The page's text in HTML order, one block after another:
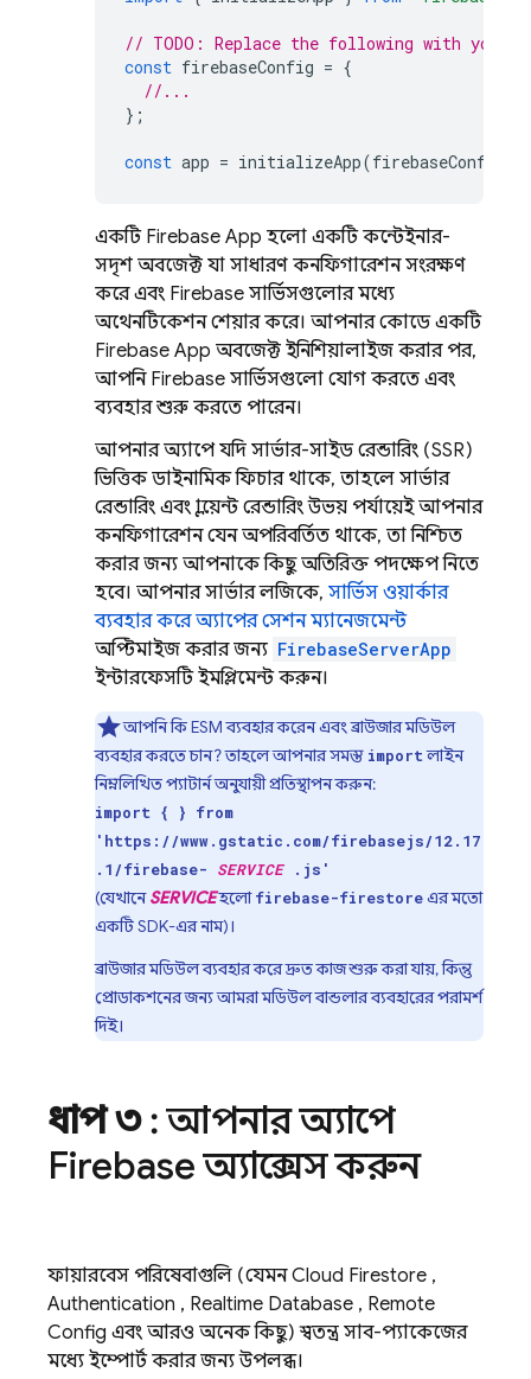
// TODO: Replace the following with your
const firebaseConfig = {
//...
};
const app = initializeApp(firebaseConfig
একটি Firebase App হলো একটি কন্টেইনার-
সদৃশ অবজেক্ট যা সাধারণ কনফিগারেশন সংরক্ষণ
করে এবং Firebase সার্ভিসগুলোর মধ্যে
অথেনটিকেশন শেয়ার করে। আপনার কোডে একটি
Firebase App অবজেক্ট ইনিশিয়ালাইজ করার পর,
আপনি Firebase সার্ভিসগুলো যোগ করতে এবং
ব্যবহার শুরু করতে পারেন।
আপনার অ্যাপে যদি সার্ভার-সাইড রেন্ডারিং (SSR)
ভিত্তিক ডাইনামিক ফিচার থাকে, তাহলে সার্ভার
রেন্ডারিং এবং ক্লায়েন্ট রেন্ডারিং উভয় পর্যায়েই আপনার
কনফিগারেশন যেন অপরিবর্তিত থাকে, তা নিশ্চিত
করার জন্য আপনাকে কিছু অতিরিক্ত পদক্ষেপ নিতে
হবে। আপনার সার্ভার লজিকে, সার্ভিস ওয়ার্কার
ব্যবহার করে অ্যাপের সেশন ম্যানেজমেন্ট
অপ্টিমাইজ করার জন্য FirebaseServerApp
ইন্টারফেসটি ইমপ্লিমেন্ট করুন।
আপনি কি ESM ব্যবহার করেন এবং ব্রাউজার মডিউল
ব্যবহার করতে চান? তাহলে আপনার সমস্ত importলাইন
নিম্নলিখিত প্যাটার্ন অনুযায়ী প্রতিস্থাপন করুন:
import { } from
'https://www.gstatic.com/firebasejs/12.17
.1/firebase- SERVICE.js'
(যেখানেSERVICEহলোfirebase-firestoreএর মতো
একটি SDK-এর নাম)।
ব্রাউজার মডিউল ব্যবহার করে দ্রুত কাজ শুরু করা যায়, কিন্তু
প্রোডাকশনের জন্য আমরা মডিউল বান্ডলার ব্যবহারের পরামর্শ
দিই।
ধাপ ৩: আপনার অ্যাপে
Firebase অ্যাক্সেস করুন
ফায়ারবেস পরিষেবাগুলি (যেমনCloud Firestore ,
Authentication , Realtime Database , Remote
Config এবং আরও অনেক কিছু) স্বতন্ত্র সাব-প্যাকেজের
মধ্যে ইম্পোর্ট করার জন্য উপলব্ধ।